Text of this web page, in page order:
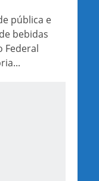
pública e
bebidas
Federal